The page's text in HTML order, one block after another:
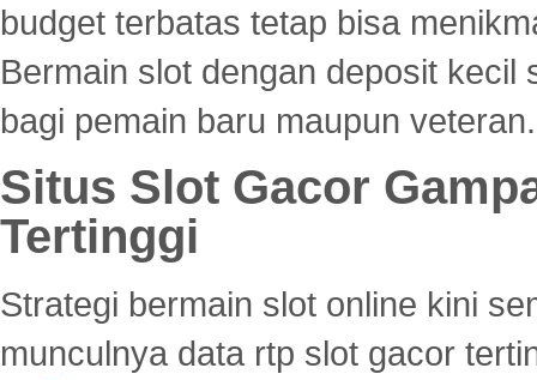
budget terbatas tetap bisa
Bermain slot dengan deposit
bagi pemain baru maupun veteran.
Situs Slot Gacor
Tertinggi
Strategi bermain slot online kini
munculnya data rtp slot gacor